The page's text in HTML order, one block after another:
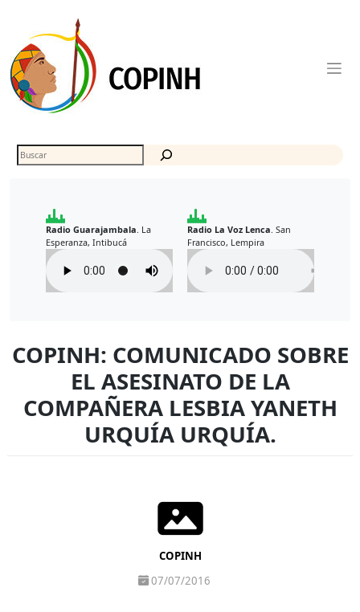
content
Buscar
Radio Guarajambala. La
Esperanza, Intibucá
Radio La Voz Lenca. San
Francisco, Lempira
COPINH: COMUNICADO SOBRE
EL ASESINATO DE LA
COMPAÑERA LESBIA YANETH
URQUÍA URQUÍA.
COPINH
07/07/2016